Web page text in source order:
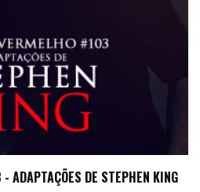
ADAPTAÇÕES DE STEPHEN KING